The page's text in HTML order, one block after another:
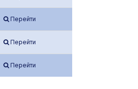
Перейти
Перейти
Перейти